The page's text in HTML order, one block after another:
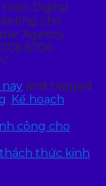
Digital
cho
Agency
6706
and tagged
, Kế hoạch
công cho
thách thức kinh